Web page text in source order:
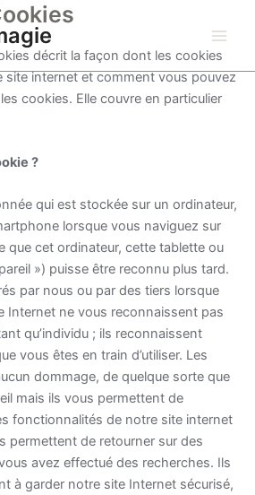
Main
décrit la façon dont les cookies
site internet et comment vous pouvez
cookies. Elle couvre en particulier
?
qui est stockée sur un ordinateur,
lorsque vous naviguez sur
que cet ordinateur, cette tablette ou
») puisse être reconnu plus tard.
par nous ou par des tiers lorsque
Internet ne vous reconnaissent pas
qu’individu ; ils reconnaissent
vous êtes en train d’utiliser. Les
dommage, de quelque sorte que
mais ils vous permettent de
fonctionnalités de notre site internet
permettent de retourner sur des
avez effectué des recherches. Ils
à garder notre site Internet sécurisé,